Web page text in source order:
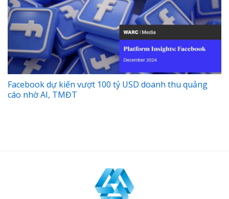
Facebook dự kiến vượt 100 tỷ USD doanh thu quảng
cáo nhờ AI, TMĐT